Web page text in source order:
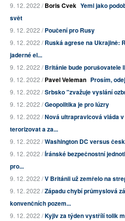
9. 12. 2022 /Boris Cvek Yemi jako
svět
9. 12. 2022 /Poučení pro Rusy
9. 12. 2022 /Ruská agrese na Ukrajině:
jaderné el...
9. 12. 2022 /Británie bude porušovatele
9. 12. 2022 /Pavel Veleman Prosím,
9. 12. 2022 /Srbsko "zvažuje vyslání
9. 12. 2022 /Geopolitika je pro lúzry
9. 12. 2022 /Nová ultrapravicová vláda
terorizovat a za...
9. 12. 2022 /Washington DC versus
9. 12. 2022 /Íránské bezpečnostní
pro...
9. 12. 2022 /V Británii už zemřelo na
9. 12. 2022 /Západu chybí průmyslová
konvenčních pozem...
9. 12. 2022 /Kyjiv za týden vystřílí tolik